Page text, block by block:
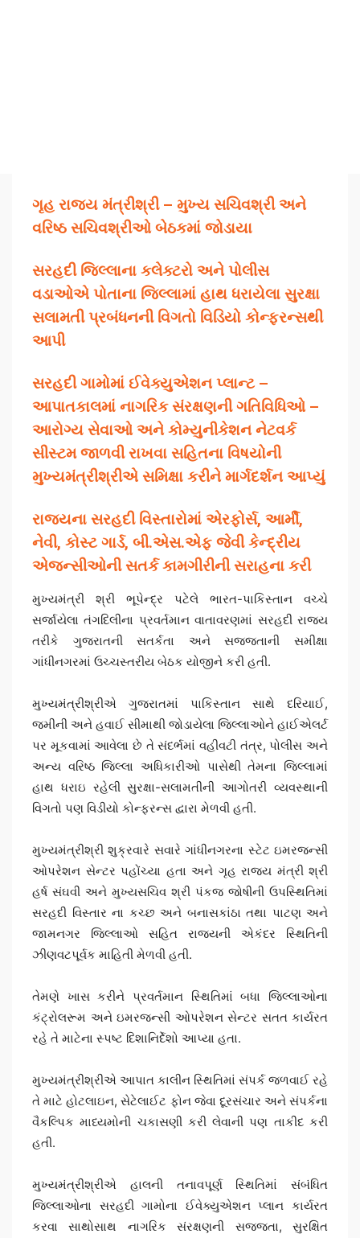
ગૃહ રાજ્ય મંત્રીશ્રી – મુખ્ય સચિવશ્રી અને
વરિષ્ઠ સચિવશ્રીઓ બેઠકમાં જોડાયા
સરહદી જિલ્લાના કલેક્ટરો અને પોલીસ
વડાઓએ પોતાના જિલ્લામાં હાથ ધરાયેલા સુરક્ષા
સલામતી પ્રબંધનની વિગતો વિડિયો કોન્ફરન્સથી
આપી
સરહદી ગામોમાં ઈવેક્યુએશન પ્લાન્ટ –
આપાતકાલમાં નાગરિક સંરક્ષણની ગતિવિધિઓ –
આરોગ્ય સેવાઓ અને કોમ્યુનીકેશન નેટવર્ક
સીસ્ટમ જાળવી રાખવા સહિતના વિષયોની
મુખ્યમંત્રીશ્રીએ સમિક્ષા કરીને માર્ગદર્શન આપ્યું
રાજ્યના સરહદી વિસ્તારોમાં એરફોર્સ, આર્મી,
નેવી, કોસ્ટ ગાર્ડ, બી.એસ.એફ જેવી કેન્દ્રીય
એજન્સીઓની સતર્ક કામગીરીની સરાહના કરી
મુખ્યમંત્રી શ્રી ભૂપેન્દ્ર પટેલે ભારત-પાકિસ્તાન વચ્ચે
સર્જાયેલા તંગદિલીના પ્રવર્તમાન વાતાવરણમાં સરહદી રાજ્ય
તરીકે ગુજરાતની સતર્કતા અને સજ્જતાની સમીક્ષા
ગાંધીનગરમાં ઉચ્ચસ્તરીય બેઠક યોજીને કરી હતી.
મુખ્યમંત્રીશ્રીએ ગુજરાતમાં પાકિસ્તાન સાથે દરિયાઈ,
જમીની અને હવાઈ સીમાથી જોડાયેલા જિલ્લાઓને હાઈએલર્ટ
પર મૂકવામાં આવેલા છે તે સંદર્ભમાં વહીવટી તંત્ર, પોલીસ અને
અન્ય વરિષ્ઠ જિલ્લા અધિકારીઓ પાસેથી તેમના જિલ્લામાં
હાથ ધરાઇ રહેલી સુરક્ષા-સલામતીની આગોતરી વ્યવસ્થાની
વિગતો પણ વિડીયો કોન્ફરન્સ દ્વારા મેળવી હતી.
મુખ્યમંત્રીશ્રી શુક્રવારે સવારે ગાંધીનગરના સ્ટેટ ઇમરજન્સી
ઓપરેશન સેન્ટર પહોંચ્યા હતા અને ગૃહ રાજ્ય મંત્રી શ્રી
હર્ષ સંઘવી અને મુખ્યસચિવ શ્રી પંકજ જોષીની ઉપસ્થિતિમાં
સરહદી વિસ્તાર ના કચ્છ અને બનાસકાંઠા તથા પાટણ અને
જામનગર જિલ્લાઓ સહિત રાજ્યની એકંદર સ્થિતિની
ઝીણવટપૂર્વક માહિતી મેળવી હતી.
તેમણે ખાસ કરીને પ્રવર્તમાન સ્થિતિમાં બધા જિલ્લાઓના
કંટ્રોલરૂમ અને ઇમરજન્સી ઓપરેશન સેન્ટર સતત કાર્યરત
રહે તે માટેના સ્પષ્ટ દિશાનિર્દેશો આપ્યા હતા.
મુખ્યમંત્રીશ્રીએ આપાત કાલીન સ્થિતિમાં સંપર્ક જળવાઈ રહે
તે માટે હોટલાઇન, સેટેલાઈટ ફોન જેવા દૂરસંચાર અને સંપર્કના
વૈકલ્પિક માધ્યમોની ચકાસણી કરી લેવાની પણ તાકીદ કરી
હતી.
મુખ્યમંત્રીશ્રીએ હાલની તનાવપૂર્ણ સ્થિતિમાં સંબંધિત
જિલ્લાઓના સરહદી ગામોના ઈવેક્યુએશન પ્લાન કાર્યરત
કરવા સાથોસાથ નાગરિક સંરક્ષણની સજ્જતા, સુરક્ષિત